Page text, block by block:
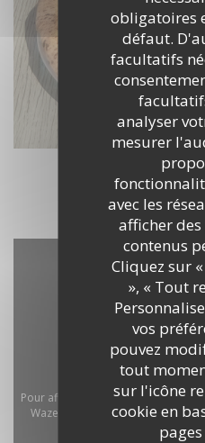
obligatoires
défaut.
facultatifs
analyser
mesurer
avec les
afficher
contenus
Cliquez sur
», « Tout
vos
pouvez
tout
sur l'icône
cookie en
Pour afficher la carte interactive
Waze Map (Google). Ces
navigation et de